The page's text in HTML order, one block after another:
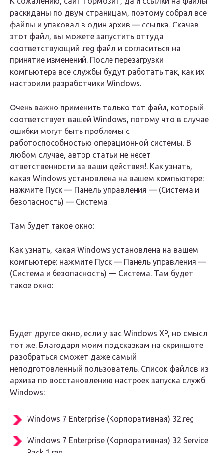
раскиданы по двум страницам, поэтому собрал все
файлы и упаковал в один архив — ссылка. Скачав
этот файл, вы можете запустить оттуда
соответствующий .reg файл и согласиться на
принятие изменений. После перезагрузки
компьютера все службы будут работать так, как их
настроили разработчики Windows.
Очень важно применить только тот файл, который
соответствует вашей Windows, потому что в случае
ошибки могут быть проблемы с
работоспособностью операционной системы. В
любом случае, автор статьи не несет
ответственности за ваши действия!. Как узнать,
какая Windows установлена на вашем компьютере:
нажмите Пуск — Панель управления — (Система и
безопасность) — Система
Там будет такое окно:
Как узнать, какая Windows установлена на вашем
компьютере: нажмите Пуск — Панель управления —
(Система и безопасность) — Система. Там будет
такое окно:
Будет другое окно, если у вас Windows XP, но смысл
тот же. Благодаря моим подсказкам на скриншоте
разобраться сможет даже самый
неподготовленный пользователь. Список файлов из
архива по восстановлению настроек запуска служб
Windows:
Windows 7 Enterprise (Корпоративная) 32.reg
Windows 7 Enterprise (Корпоративная) 32 Service